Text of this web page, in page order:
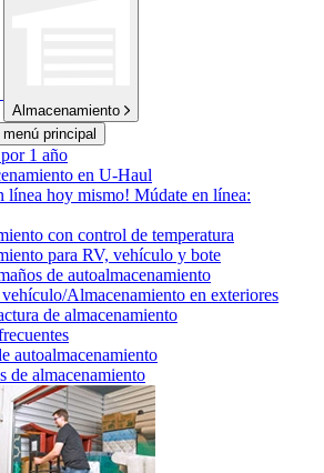
Almacenamiento
principal
1 año
en U-Haul
línea hoy mismo! Múdate en línea:
con control de temperatura
para RV, vehículo y bote
de autoalmacenamiento
Almacenamiento en exteriores
de almacenamiento
autoalmacenamiento
de almacenamiento